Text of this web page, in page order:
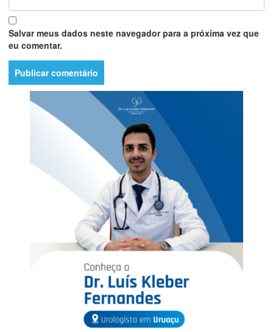
Salvar meus dados neste navegador para a próxima vez que
eu comentar.